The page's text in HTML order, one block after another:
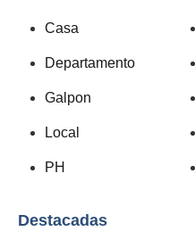
Casa
Departamento
Galpon
Local
PH
Destacadas